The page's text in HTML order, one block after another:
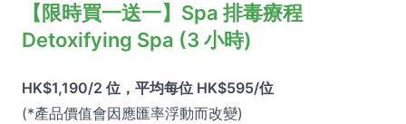
【限時買一送一】Spa 排毒療程
Detoxifying Spa (3 小時)
HK$1,190/2 位，平均每位 HK$595/位
(*產品價值會因應匯率浮動而改變)